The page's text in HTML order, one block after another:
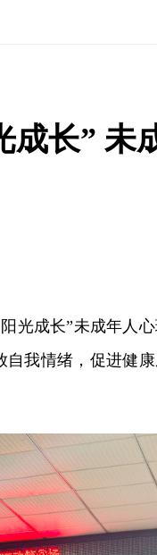
成长” 未
光成长”未成年人
自我情绪，促进健